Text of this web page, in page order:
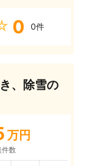
0 0件
、除雪の
万円